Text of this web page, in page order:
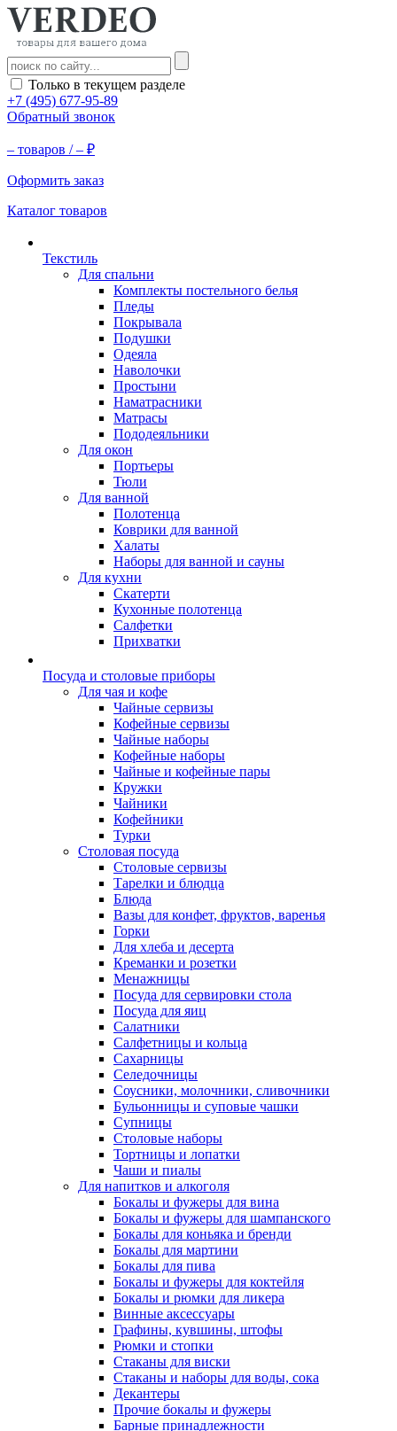
Только в текущем разделе
+7 (495) 677-95-89
Обратный звонок
– товаров /– ₽
Оформить заказ
Каталог товаров
Текстиль
Для спальни
Комплекты постельного белья
Пледы
Покрывала
Подушки
Одеяла
Наволочки
Простыни
Наматрасники
Матрасы
Пододеяльники
Для окон
Портьеры
Тюли
Для ванной
Полотенца
Коврики для ванной
Халаты
Наборы для ванной и сауны
Для кухни
Скатерти
Кухонные полотенца
Салфетки
Прихватки
Посуда и столовые приборы
Для чая и кофе
Чайные сервизы
Кофейные сервизы
Чайные наборы
Кофейные наборы
Чайные и кофейные пары
Кружки
Чайники
Кофейники
Турки
Столовая посуда
Столовые сервизы
Тарелки и блюдца
Блюда
Вазы для конфет, фруктов, варенья
Горки
Для хлеба и десерта
Креманки и розетки
Менажницы
Посуда для сервировки стола
Посуда для яиц
Салатники
Салфетницы и кольца
Сахарницы
Селедочницы
Соусники, молочники, сливочники
Бульонницы и суповые чашки
Супницы
Столовые наборы
Тортницы и лопатки
Чаши и пиалы
Для напитков и алкоголя
Бокалы и фужеры для вина
Бокалы и фужеры для шампанского
Бокалы для коньяка и бренди
Бокалы для мартини
Бокалы для пива
Бокалы и фужеры для коктейля
Бокалы и рюмки для ликера
Винные аксессуары
Графины, кувшины, штофы
Рюмки и стопки
Стаканы для виски
Стаканы и наборы для воды, сока
Декантеры
Прочие бокалы и фужеры
Барные принадлежности